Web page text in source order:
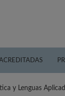
y Lenguas